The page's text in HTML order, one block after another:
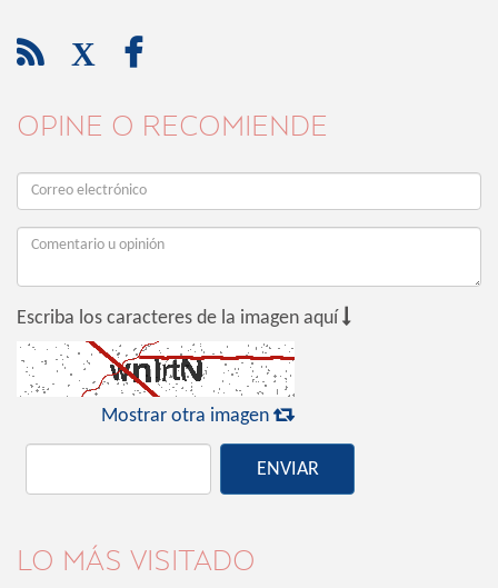
 X 
OPINE O RECOMIENDE
Escriba los caracteres de la imagen aquí 
Mostrar otra imagen 
ENVIAR
LO MÁS VISITADO